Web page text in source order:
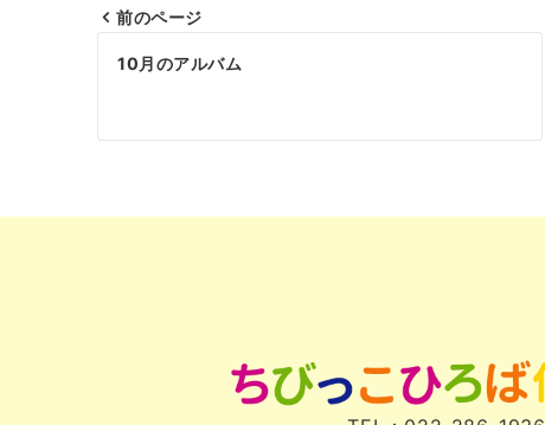
投
ナ
ゲ
前のページ
10月のアルバム